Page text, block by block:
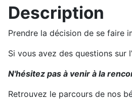
Description
Prendre la décision de se faire
Si vous avez des questions sur
N'hésitez pas à venir à la
Retrouvez le parcours de nos